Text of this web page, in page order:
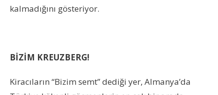
kalmadığını gösteriyor.
BİZİM KREUZBERG!
Kiracıların “Bizim semt” dediği yer, Almanya’da